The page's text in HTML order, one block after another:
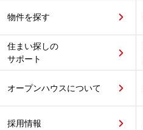
物件を探す
住まい探しの
サポート
オープンハウスについて
採用情報